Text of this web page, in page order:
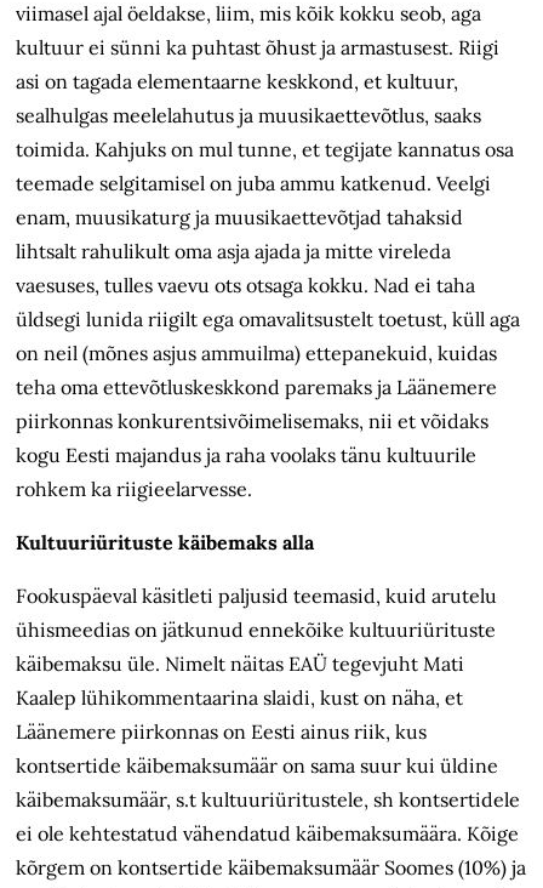
viimasel ajal öeldakse, liim, mis kõik kokku seob, aga
kultuur ei sünni ka puhtast õhust ja armastusest. Riigi
asi on tagada elementaarne keskkond, et kultuur,
sealhulgas meelelahutus ja muusikaettevõtlus, saaks
toimida. Kahjuks on mul tunne, et tegijate kannatus osa
teemade selgitamisel on juba ammu katkenud. Veelgi
enam, muusikaturg ja muusikaettevõtjad tahaksid
lihtsalt rahulikult oma asja ajada ja mitte vireleda
vaesuses, tulles vaevu ots otsaga kokku. Nad ei taha
üldsegi lunida riigilt ega omavalitsustelt toetust, küll aga
on neil (mõnes asjus ammuilma) ettepanekuid, kuidas
teha oma ettevõtluskeskkond paremaks ja Läänemere
piirkonnas konkurentsivõimelisemaks, nii et võidaks
kogu Eesti majandus ja raha voolaks tänu kultuurile
rohkem ka riigieelarvesse.
Kultuuriürituste käibemaks alla
Fookuspäeval käsitleti paljusid teemasid, kuid arutelu
ühismeedias on jätkunud ennekõike kultuuriürituste
käibemaksu üle. Nimelt näitas EAÜ tegevjuht Mati
Kaalep lühikommentaarina slaidi, kust on näha, et
Läänemere piirkonnas on Eesti ainus riik, kus
kontsertide käibe­maksumäär on sama suur kui üldine
käibe­maksumäär, s.t kultuuriüritustele, sh kontsertidele
ei ole kehtestatud vähendatud käibemaksumäära. Kõige
kõrgem on kontsertide käibemaksumäär Soomes (10%) ja